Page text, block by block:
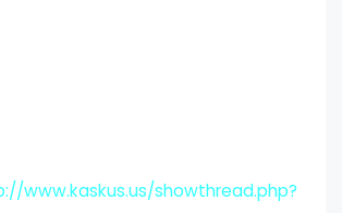
www.kaskus.us/showthread.php?